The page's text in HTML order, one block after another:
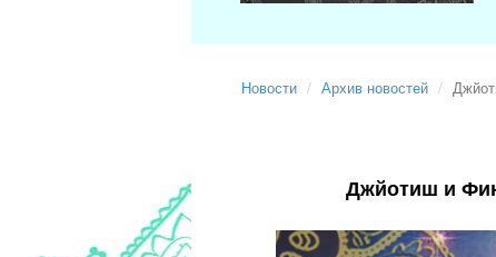
Новости Архив новостей
Джйотиш и